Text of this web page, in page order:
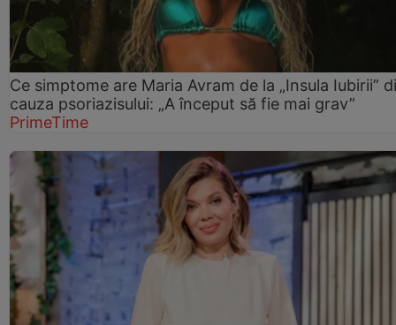
Ce simptome are Maria Avram de la „Insula Iubirii”
cauza psoriazisului: „A început să fie mai grav”
PrimeTime